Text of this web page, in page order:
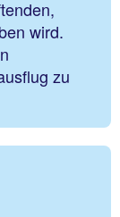
wird.
zu